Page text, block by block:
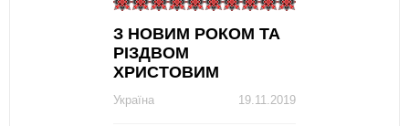
З НОВИМ РОКОМ ТА
РІЗДВОМ
ХРИСТОВИМ
19.11.2019
Україна